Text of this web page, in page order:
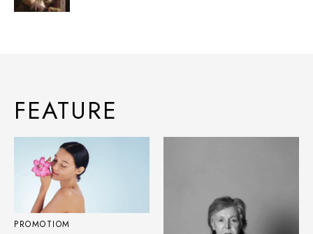
FEATURE
PROMOTIOM